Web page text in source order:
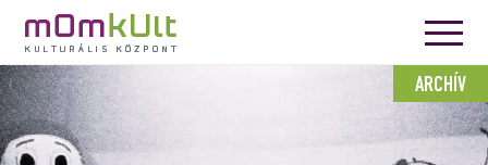
ARCHÍV